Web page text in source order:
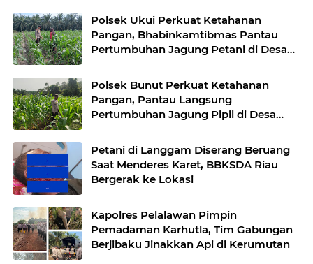
Polsek Ukui Perkuat Ketahanan
Pangan, Bhabinkamtibmas Pantau
Pertumbuhan Jagung Petani di Desa
Polsek Bunut Perkuat Ketahanan
Pangan, Pantau Langsung
Pertumbuhan Jagung Pipil di Desa
Petani di Langgam Diserang Beruang
Saat Menderes Karet, BBKSDA Riau
Bergerak ke Lokasi
Kapolres Pelalawan Pimpin
Pemadaman Karhutla, Tim Gabungan
Berjibaku Jinakkan Api di Kerumutan